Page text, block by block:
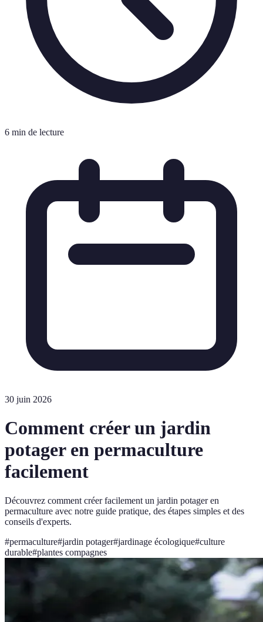
6 min de lecture
30 juin 2026
Comment créer un jardin
potager en permaculture
facilement
Découvrez comment créer facilement un jardin potager en
permaculture avec notre guide pratique, des étapes simples et des
conseils d'experts.
#permaculture#jardin potager#jardinage écologique#culture
durable#plantes compagnes